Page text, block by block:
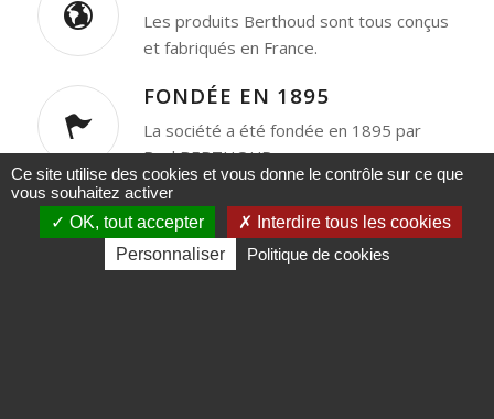
Les produits Berthoud sont tous conçus
et fabriqués en France.
FONDÉE EN 1895
La société a été fondée en 1895 par
Paul BERTHOUD.
Ce site utilise des cookies et vous donne le contrôle sur ce que
vous souhaitez activer
OK, tout accepter
Interdire tous les cookies
Personnaliser
Politique de cookies